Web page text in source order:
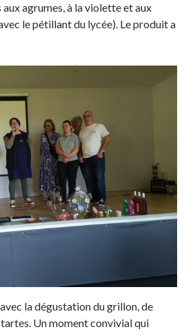
agrumes, à la violette et aux
le pétillant du lycée). Le produit a
la dégustation du grillon, de
Un moment convivial qui